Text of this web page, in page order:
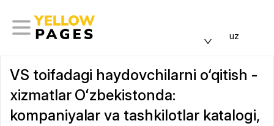
uz
VS toifadagi haydovchilarni o‘qitish -
xizmatlar Oʻzbekistonda:
kompaniyalar va tashkilotlar katalogi,